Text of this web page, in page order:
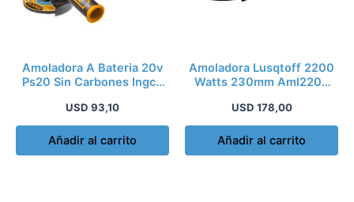
Amoladora A Bateria 20v
Ps20 Sin Carbones Ingco
USD 93,10
Añadir al carrito
Amoladora Lusqtoff 2200
Watts 230mm Aml2200
USD 178,00
Añadir al carrito